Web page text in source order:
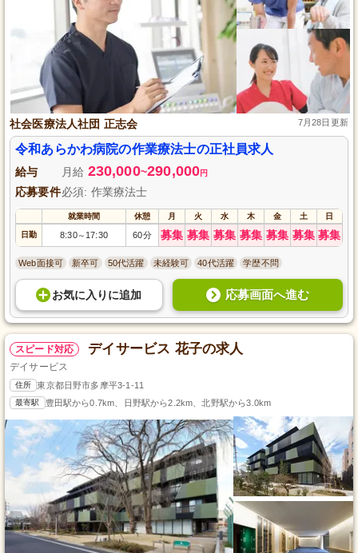
社会医療法人社団 正志会 7月28日更新
令和あらかわ病院の作業療法士の正社員求人
給与 月給 230,000~290,000円
応募要件必須: 作業療法士
就業時間 休憩 月 火 水 木 金 土 日
日勤 8:30～ 17:30 60分 募集 募集 募集 募集 募集 募集 募集
Web面接可 新卒可 50代活躍 未経験可 40代活躍 学歴不問
お気に入り に追加 応募画面へ進む
スピード対応 デイサービス 花子の求人
デイサービス
住所 東京都日野市多摩平3-1-11
最寄駅 豊田駅から0.7km、日野駅から2.2km、北野駅から3.0km